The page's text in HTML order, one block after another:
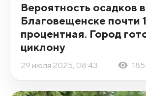
Вероятность осадков в
Благовещенске почти
процентная. Город
циклону
29 июля 2025, 08:43